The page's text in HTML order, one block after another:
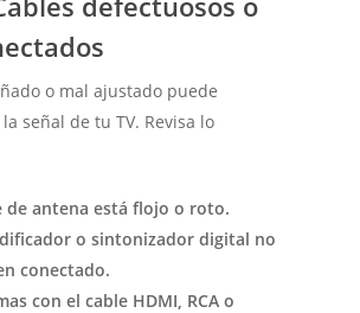
o mal ajustado puede
señal de tu TV. Revisa lo
de antena está flojo o roto.
o sintonizador digital no
conectado.
con el cable HDMI, RCA o